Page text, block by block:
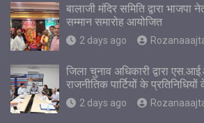
बालाजी मंदिर समिति द्वारा
सम्मान समारोह आयोजित
2 days ago
जिला चुनाव अधिकारी द्वारा
राजनीतिक पार्टियों के
2 days ago